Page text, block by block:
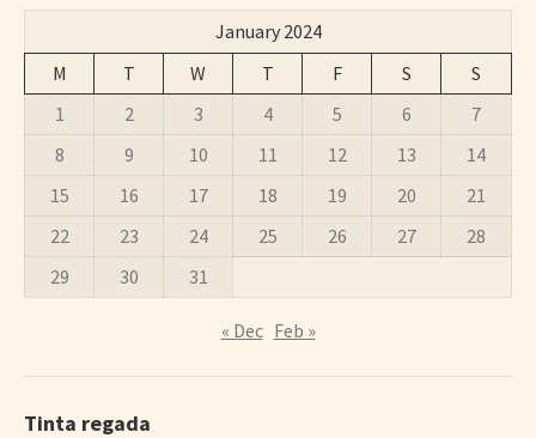
January 2024
M
T W T F S
S
1
2 3 4 5 6
7
8
9 10 11 12 13
14
15
16 17 18 19 20
21
22
23 24 25 26 27
28
29
30 31
« Dec Feb »
Tinta regada